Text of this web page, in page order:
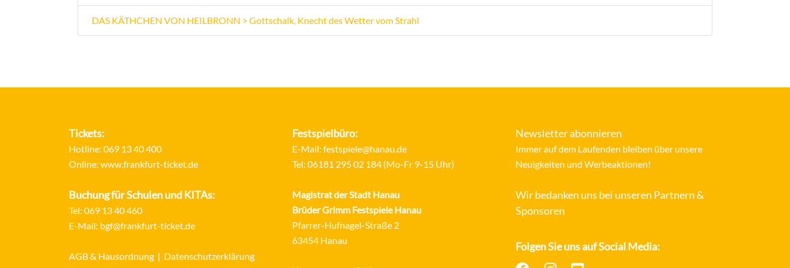
DAS KÄTHCHEN VON HEILBRONN > Gottschalk, Knecht des Wetter vom Strahl
Tickets:
Hotline: 069 13 40 400
Online: www.frankfurt-ticket.de
Buchung für Schulen und KITAs:
Tel: 069 13 40 460
E-Mail: bgf@frankfurt-ticket.de
AGB & Hausordnung | Datenschutzerklärung
Festspielbüro:
E-Mail: festspiele@hanau.de
Tel: 06181 295 02 184 (Mo-Fr 9-15 Uhr)
Magistrat der Stadt Hanau
Brüder Grimm Festspiele Hanau
Pfarrer-Hufnagel-Straße 2
63454 Hanau
Newsletter abonnieren
Immer auf dem Laufenden bleiben über unsere
Neuigkeiten und Werbeaktionen!
Wir bedanken uns bei unseren Partnern &
Sponsoren
Folgen Sie uns auf Social Media: